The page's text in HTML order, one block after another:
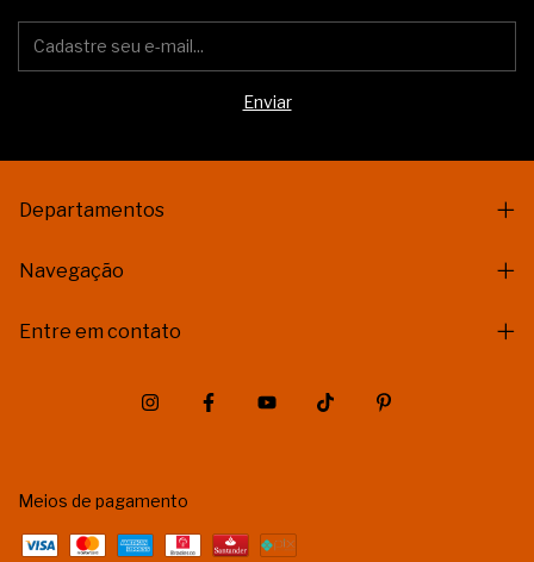
Departamentos
Navegação
Entre em contato
Meios de pagamento